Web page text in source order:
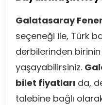
Galatasaray
seçeneği ile, Türk
derbilerinden birinin
yaşayabilirsiniz.
bilet fiyatları da,
talebine bağlı